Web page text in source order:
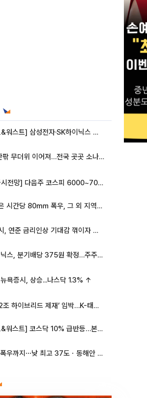
[베스트&워스트] 삼성전자·SK하이닉스 밀린 한 주…상상인증권은 85% 급등
35도 안팎 무더위 이어져…전국 곳곳 소나기 [오늘 날씨]
[주간증시전망] 다음주 코스피 6000~7000⋯“外人 수급은 정책이 변수”
동해안은 시간당 80㎜ 폭우, 그 외 지역은 폭염…‘극과 극 날씨’
뉴욕증시, 연준 금리인상 기대감 꺾이자 상승...S&P500 사상 최고치 [종합]
SK하이닉스, 분기배당 375원 확정…주주환원책 9월로 앞당겨 발표
뉴욕증시, 상승...나스닥 1.3% ↑
美 ‘232조 하이브리드 제재’ 임박…K-태양광, 불확실성 털고 날개 다나
[베스트&워스트] 코스닥 10% 급반등…본느, 최대주주 변경 기대에 270% 폭등
폭염에 폭우까지⋯낮 최고 37도ㆍ동해안 강한 비 [날씨]